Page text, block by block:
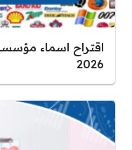
اقتراح اسماء
2026